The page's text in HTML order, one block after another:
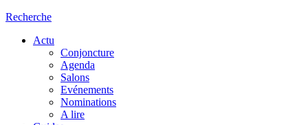
Recherche
Actu
Conjoncture
Agenda
Salons
Evénements
Nominations
A lire